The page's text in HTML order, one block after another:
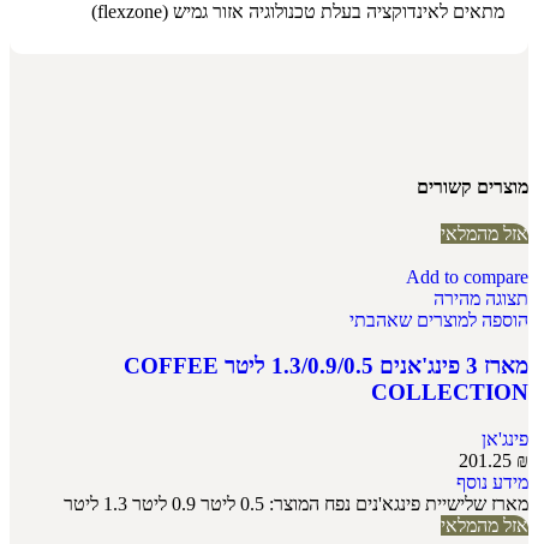
מתאים לאינדוקציה בעלת טכנולוגיה אזור גמיש (flexzone)
מוצרים קשורים
אזל מהמלאי
Add to compare
תצוגה מהירה
הוספה למוצרים שאהבתי
מארז 3 פינג'אנים 1.3/0.9/0.5 ליטר COFFEE
COLLECTION
פינג'אן
201.25 ₪
מידע נוסף
מארז שלישיית פינגא'נים נפח המוצר: 0.5 ליטר 0.9 ליטר 1.3 ליטר
אזל מהמלאי